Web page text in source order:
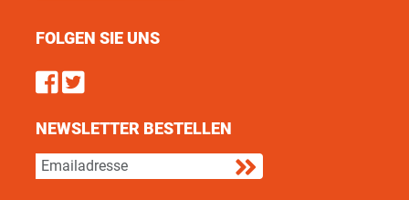
FOLGEN SIE UNS
Find us on Facebook
Follow us on Twitter
NEWSLETTER BESTELLEN